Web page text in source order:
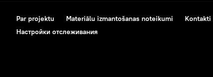
Par projektu Materiālu izmantošanas noteikumi Kontakti
Настройки отслеживания